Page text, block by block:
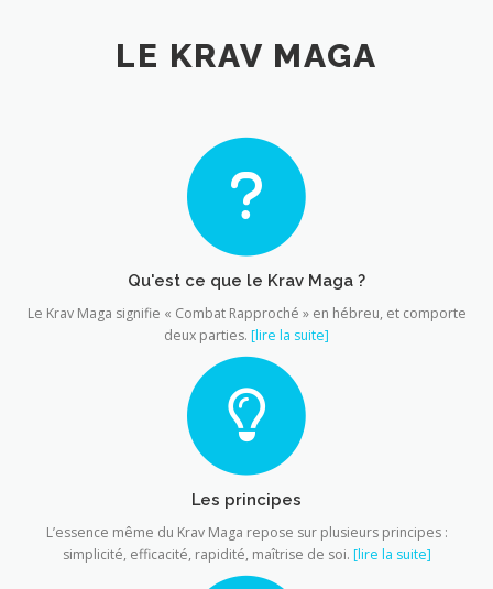
LE KRAV MAGA
Qu'est ce que le Krav Maga ?
Le Krav Maga signifie « Combat Rapproché » en hébreu, et comporte
deux parties. [lire la suite]
Les principes
L’essence même du Krav Maga repose sur plusieurs principes :
simplicité, efficacité, rapidité, maîtrise de soi. [lire la suite]